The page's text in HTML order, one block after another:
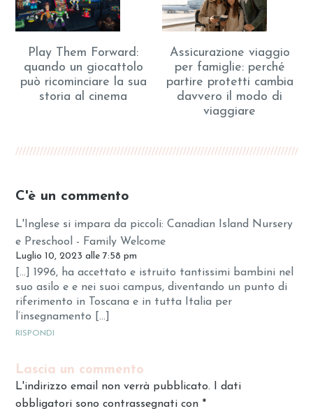
Play Them Forward:
quando un giocattolo
può ricominciare la sua
storia al cinema
Assicurazione viaggio
per famiglie: perché
partire protetti cambia
davvero il modo di
viaggiare
C'è un commento
L'Inglese si impara da piccoli: Canadian Island Nursery
e Preschool - Family Welcome
Luglio 10, 2023 alle 7:58 pm
[…] 1996, ha accettato e istruito tantissimi bambini nel
suo asilo e e nei suoi campus, diventando un punto di
riferimento in Toscana e in tutta Italia per
l’insegnamento […]
RISPONDI
Lascia un commento
L'indirizzo email non verrà pubblicato. I dati
obbligatori sono contrassegnati con *